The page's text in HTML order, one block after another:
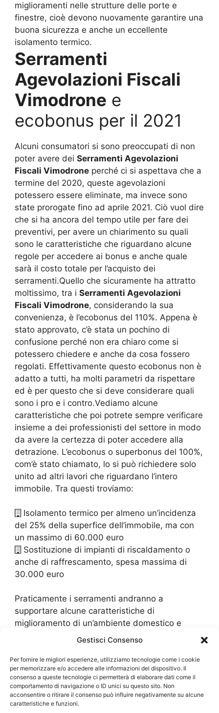
Gestisci Consenso
Per fornire le migliori esperienze, utilizziamo tecnologie come i cookie
per memorizzare e/o accedere alle informazioni del dispositivo. Il
consenso a queste tecnologie ci permetterà di elaborare dati come il
comportamento di navigazione o ID unici su questo sito. Non
acconsentire o ritirare il consenso può influire negativamente su alcune
caratteristiche e funzioni.
miglioramenti nelle strutture delle porte e
finestre, cioè devono nuovamente garantire una
buona sicurezza e anche un eccellente
isolamento termico.
Serramenti
Agevolazioni Fiscali
Vimodrone e
ecobonus per il 2021
Alcuni consumatori si sono preoccupati di non
poter avere dei Serramenti Agevolazioni
Fiscali Vimodrone perché ci si aspettava che a
termine del 2020, queste agevolazioni
potessero essere eliminate, ma invece sono
state prorogate fino ad aprile 2021. Ciò vuol dire
che si ha ancora del tempo utile per fare dei
preventivi, per avere un chiarimento su quali
sono le caratteristiche che riguardano alcune
regole per accedere ai bonus e anche quale
sarà il costo totale per l’acquisto dei
serramenti.Quello che sicuramente ha attratto
moltissimo, tra i Serramenti Agevolazioni
Fiscali Vimodrone, considerando la sua
convenienza, è l’ecobonus del 110%. Appena è
stato approvato, c’è stata un pochino di
confusione perché non era chiaro come si
potessero chiedere e anche da cosa fossero
regolati. Effettivamente questo ecobonus non è
adatto a tutti, ha molti parametri da rispettare
ed è per questo che si deve considerare quali
sono i pro e i contro.Vediamo alcune
caratteristiche che poi potrete sempre verificare
insieme a dei professionisti del settore in modo
da avere la certezza di poter accedere alla
detrazione. L’ecobonus o superbonus del 100%,
com’è stato chiamato, lo si può richiedere solo
unito ad altri lavori che riguardano l’intero
immobile. Tra questi troviamo:
Isolamento termico per almeno un’incidenza
del 25% della superfice dell’immobile, ma con
un massimo di 60.000 euro
Sostituzione di impianti di riscaldamento o
anche di raffrescamento, spesa massima di
30.000 euro
Praticamente i serramenti andranno a
supportare alcune caratteristiche di
miglioramento di un’ambiente domestico e
questo permette di accedere esattamente a
degli immobili che sono altamente
ecosostenibili, cioè che hanno un minimo
dispendio energetico per il proprio
riscaldamento. Si tratta dunque di un
investimento, che lo stesso Stato, effettua su